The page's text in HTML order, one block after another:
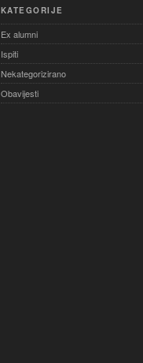
KATEGORIJE
Ex alumni
Ispiti
Nekategorizirano
Obavijesti